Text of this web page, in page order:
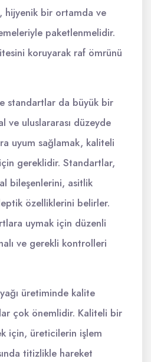
hijyenik bir ortamda ve
paketlenmelidir.
koruyarak raf ömrünü
standartlar da büyük bir
ve uluslararası düzeyde
uyum sağlamak, kaliteli
gereklidir. Standartlar,
bileşenlerini, asitlik
özelliklerini belirler.
uymak için düzenli
ve gerekli kontrolleri
üretiminde kalite
çok önemlidir. Kaliteli bir
için, üreticilerin işlem
titizlikle hareket